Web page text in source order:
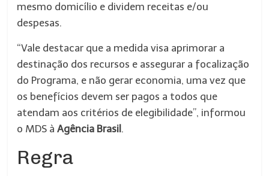
mesmo domicílio e dividem receitas e/ou
despesas.
“Vale destacar que a medida visa aprimorar a
destinação dos recursos e assegurar a focalização
do Programa, e não gerar economia, uma vez que
os benefícios devem ser pagos a todos que
atendam aos critérios de elegibilidade”, informou
o MDS àAgência Brasil .
Regra